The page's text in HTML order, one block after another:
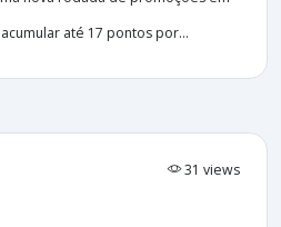
até 17 pontos por...
31 views